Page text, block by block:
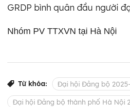
GRDP bình quân đầu người
Nhóm PV TTXVN tại Hà Nội
Từ khóa: Đại hội Đảng bộ
Đại hội Đảng bộ thành phố Hà Nội